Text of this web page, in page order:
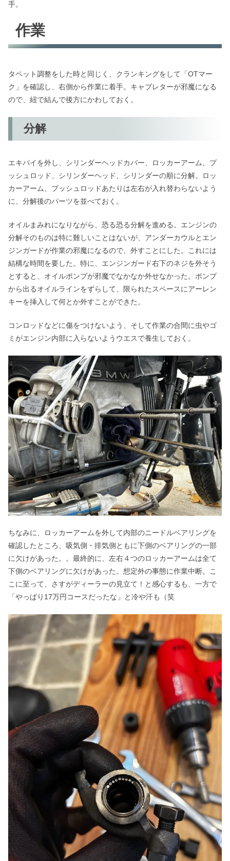
手。
作業
タペット調整をした時と同じく、クランキングをして「OTマー
ク」を確認し、右側から作業に着手。キャブレターが邪魔になる
ので、紐で結んで後方にかわしておく。
分解
エキパイを外し、シリンダーヘッドカバー、ロッカーアーム、プ
ッシュロッド、シリンダーヘッド、シリンダーの順に分解。ロッ
カーアーム、プッシュロッドあたりは左右が入れ替わらないよう
に、分解後のパーツを並べておく。
オイルまみれになりながら、恐る恐る分解を進める。エンジンの
分解そのものは特に難しいことはないが、アンダーカウルとエン
ジンガードが作業の邪魔になるので、外すことにした。これには
結構な時間を要した。特に、エンジンガード右下のネジを外そう
とすると、オイルポンプが邪魔でなかなか外せなかった。ポンプ
から出るオイルラインをずらして、限られたスペースにアーレン
キーを挿入して何とか外すことができた。
コンロッドなどに傷をつけないよう、そして作業の合間に虫やゴ
ミがエンジン内部に入らないようウエスで養生しておく。
ちなみに、ロッカーアームを外して内部のニードルベアリングを
確認したところ、吸気側・排気側ともに下側のベアリングの一部
に欠けがあった。。最終的に、左右４つのロッカーアームは全て
下側のベアリングに欠けがあった。想定外の事態に作業中断。こ
こに至って、さすがディーラーの見立て！と感心するも、一方で
「やっぱり17万円コースだったな」と冷や汗も（笑